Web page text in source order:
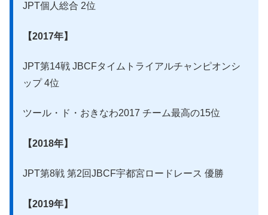
JPT個人総合 2位
【2017年】
JPT第14戦 JBCFタイムトライアルチャンピオンシ
ップ 4位
ツール・ド・おきなわ2017 チーム最高の15位
【2018年】
JPT第8戦 第2回JBCF宇都宮ロードレース 優勝
【2019年】